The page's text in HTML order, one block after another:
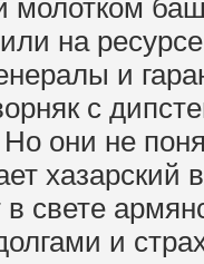
молотком
на
и
с
они не
хазарский
свете
и